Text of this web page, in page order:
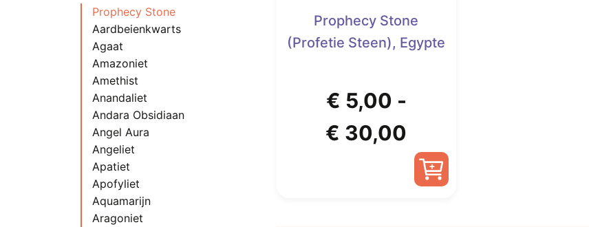
Prophecy Stone
Aardbeienkwarts
Agaat
Amazoniet
Amethist
Anandaliet
Andara Obsidiaan
Angel Aura
Angeliet
Apatiet
Apofyliet
Aquamarijn
Aragoniet
Prophecy Stone
(Profetie Steen), Egypte
€ 5,00 -
€ 30,00
€ 5,00